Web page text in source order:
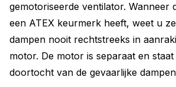
gemotoriseerde ventilator. Wanneer
een ATEX keurmerk heeft, weet u
dampen nooit rechtstreeks in
motor. De motor is separaat en
doortocht van de gevaarlijke